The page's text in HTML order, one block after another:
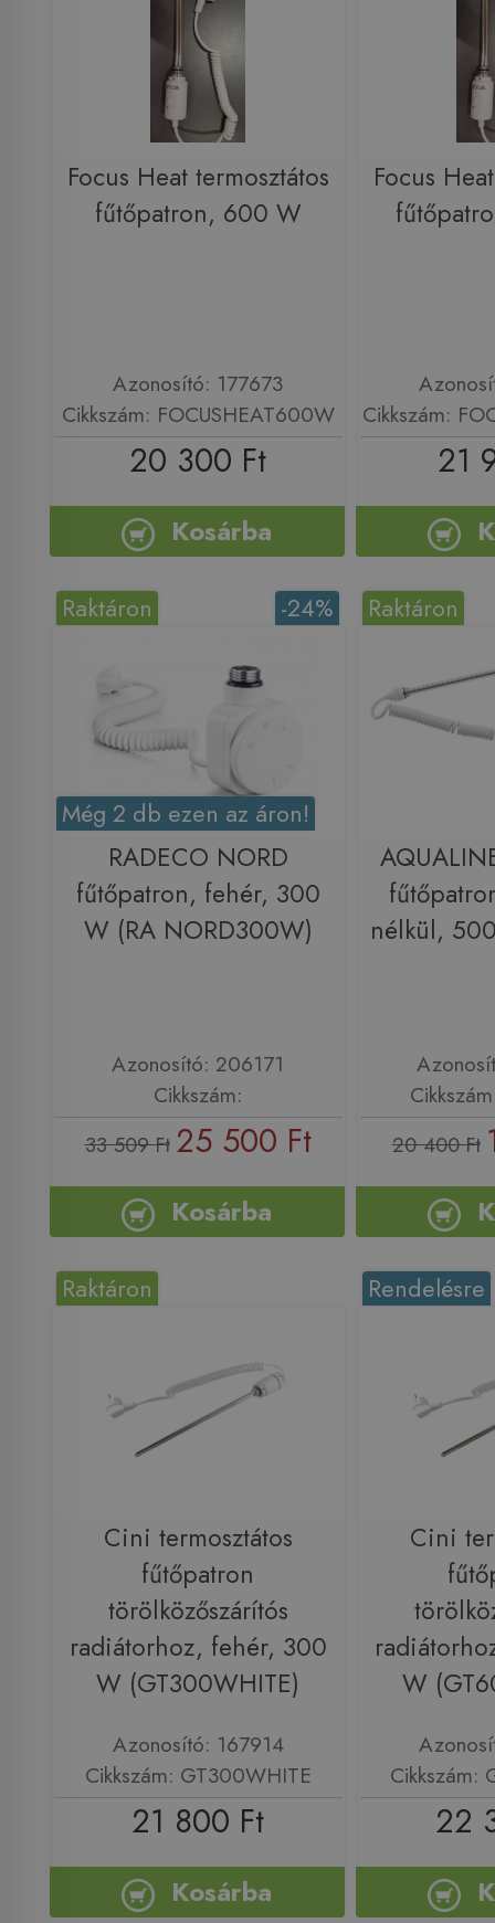
Focus Heat termosztátos
fűtőpatron, 600 W
Azonosító: 177673
Cikkszám: FOCUSHEAT600W
20 300 Ft
Kosárba
Focus
Cikkszám:
21
-24%
Raktáron
Még 2 db ezen az áron!
RADECO NORD
fűtőpatron, fehér, 300
W (RA NORD300W)
Azonosító: 206171
Cikkszám:
33 509 Ft 25 500 Ft
Kosárba
Raktáron
nélkül,
20 400 Ft
Raktáron
Cini termosztátos
fűtőpatron
törölközőszárítós
radiátorhoz, fehér, 300
W (GT300WHITE)
Azonosító: 167914
Cikkszám: GT300WHITE
21 800 Ft
Kosárba
Rendelésre
Cini
W
Cikkszám:
22